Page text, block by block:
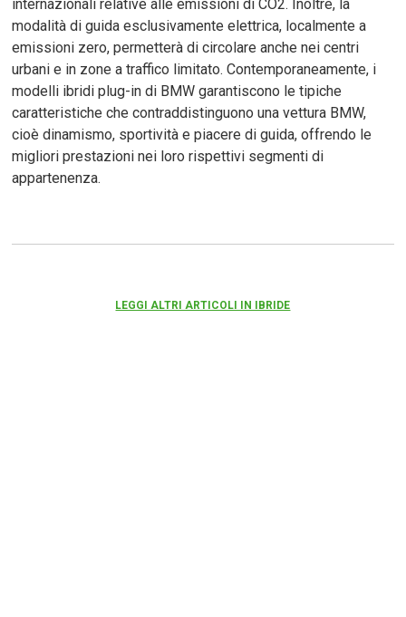
internazionali relative alle emissioni di CO2. Inoltre, la
modalità di guida esclusivamente elettrica, localmente a
emissioni zero, permetterà di circolare anche nei centri
urbani e in zone a traffico limitato. Contemporaneamente, i
modelli ibridi plug-in di BMW garantiscono le tipiche
caratteristiche che contraddistinguono una vettura BMW,
cioè dinamismo, sportività e piacere di guida, offrendo le
migliori prestazioni nei loro rispettivi segmenti di
appartenenza.
LEGGI ALTRI ARTICOLI IN IBRIDE